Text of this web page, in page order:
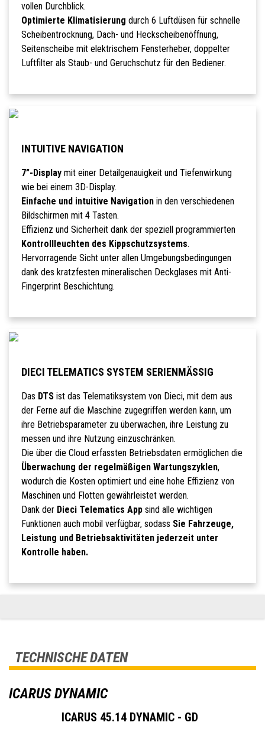
vollen Durchblick.
Optimierte Klimatisierung durch 6 Luftdüsen für schnelle
Scheibentrocknung, Dach- und Heckscheibenöffnung,
Seitenscheibe mit elektrischem Fensterheber, doppelter
Luftfilter als Staub- und Geruchschutz für den Bediener.
INTUITIVE NAVIGATION
7”-Displaymit einer Detailgenauigkeit und Tiefenwirkung
wie bei einem 3D-Display.
Einfache und intuitive Navigationin den verschiedenen
Bildschirmen mit 4 Tasten.
Effizienz und Sicherheit dank der speziell programmierten
Kontrollleuchten des Kippschutzsystems.
Hervorragende Sicht unter allen Umgebungsbedingungen
dank des kratzfesten mineralischen Deckglases mit Anti-
Fingerprint Beschichtung.
DIECI TELEMATICS SYSTEM SERIENMÄSSIG
Das DTSist das Telematiksystem von Dieci, mit dem aus
der Ferne auf die Maschine zugegriffen werden kann, um
ihre Betriebsparameter zu überwachen, ihre Leistung zu
messen und ihre Nutzung einzuschränken.
Die über die Cloud erfassten Betriebsdaten ermöglichen die
Überwachung der regelmäßigen Wartungszyklen,
wodurch die Kosten optimiert und eine hohe Effizienz von
Maschinen und Flotten gewährleistet werden.
Dank der Dieci Telematics Appsind alle wichtigen
Funktionen auch mobil verfügbar, sodass Sie Fahrzeuge,
Leistung und Betriebsaktivitäten jederzeit unter
Kontrolle haben.
TECHNISCHE DATEN
ICARUS DYNAMIC
ICARUS 45.14 DYNAMIC - GD